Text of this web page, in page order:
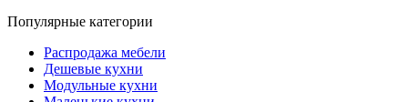
Популярные категории
Распродажа мебели
Дешевые кухни
Модульные кухни